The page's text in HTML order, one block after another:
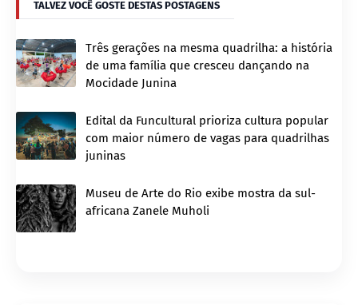
TALVEZ VOCÊ GOSTE DESTAS POSTAGENS
Três gerações na mesma quadrilha: a história
de uma família que cresceu dançando na
Mocidade Junina
Edital da Funcultural prioriza cultura popular
com maior número de vagas para quadrilhas
juninas
Museu de Arte do Rio exibe mostra da sul-
africana Zanele Muholi